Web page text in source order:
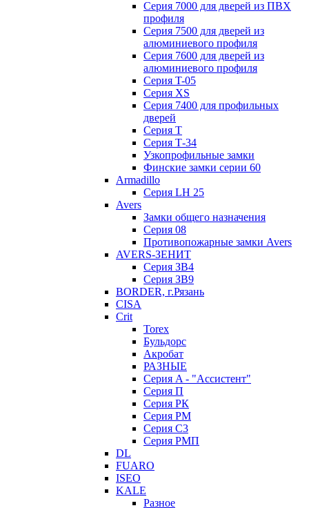
Серия 7000 для дверей из ПВХ
профиля
Серия 7500 для дверей из
алюминиевого профиля
Серия 7600 для дверей из
алюминиевого профиля
Серия T-05
Серия XS
Серия 7400 для профильных
дверей
Серия Т
Серия Т-34
Узкопрофильные замки
Финские замки серии 60
Armadillo
Серия LH 25
Avers
Замки общего назначения
Серия 08
Противопожарные замки Avers
AVERS-ЗЕНИТ
Серия ЗВ4
Серия ЗВ9
BORDER, г.Рязань
CISA
Crit
Torex
Бульдорс
Акробат
РАЗНЫЕ
Серия A - "Ассистент"
Серия П
Серия РК
Серия РМ
Серия С3
Серия РМП
DL
FUARO
ISEO
KALE
Разное